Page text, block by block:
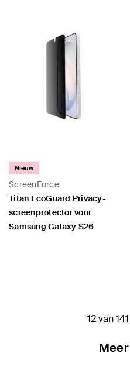
ScreenForce
Nieuw
Titan EcoGuard Privacy-
screenprotector voor
Samsung Galaxy S26
12 van